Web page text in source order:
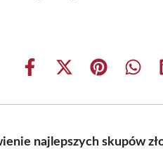
Share
Share
(Twitter)
Share Share
najlepszych skupów